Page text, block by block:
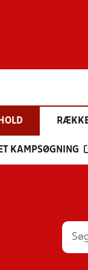
KAMPSØGNING